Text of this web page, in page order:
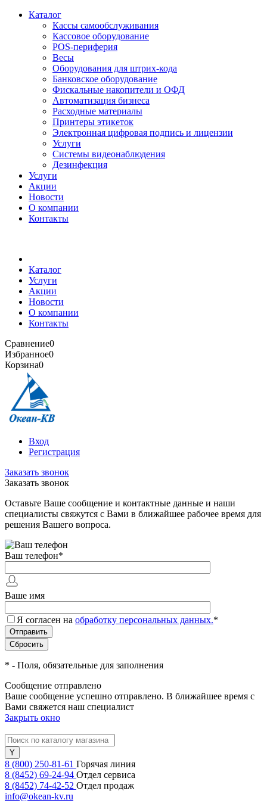
Каталог
Кассы самообслуживания
Кассовое оборудование
POS-периферия
Весы
Оборудования для штрих-кода
Банковское оборудование
Фискальные накопители и ОФД
Автоматизация бизнеса
Расходные материалы
Принтеры этикеток
Электронная цифровая подпись и лицензии
Услуги
Системы видеонаблюдения
Дезинфекция
Услуги
Акции
Новости
О компании
Контакты
Каталог
Услуги
Акции
Новости
О компании
Контакты
Сравнение0
Избранное0
Корзина0
Вход
Регистрация
Заказать звонок
Заказать звонок
Оставьте Ваше сообщение и контактные данные и наши
специалисты свяжутся с Вами в ближайшее рабочее время для
решения Вашего вопроса.
Ваш телефон*
Ваше имя
Я согласен на обработку персональных данных.*
* - Поля, обязательные для заполнения
Сообщение отправлено
Ваше сообщение успешно отправлено. В ближайшее время с
Вами свяжется наш специалист
Закрыть окно
8 (800) 250-81-61 Горячая линия
8 (8452) 69-24-94 Отдел сервиса
8 (8452) 74-42-52 Отдел продаж
info@okean-kv.ru